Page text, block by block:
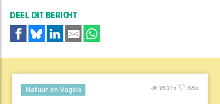
DEEL DIT BERICHT
Natuur en Vogels 68x
1837x